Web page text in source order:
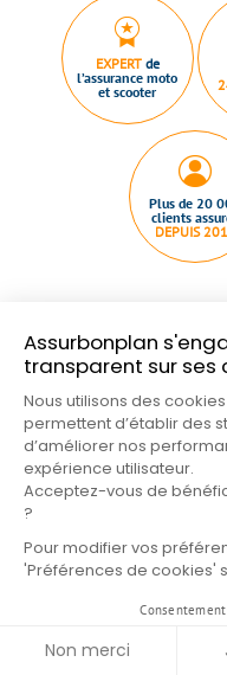
Assurbonplan
transparent sur ses
Nous utilisons des
permettent d’établir des
d’améliorer nos
expérience utilisateur.
Acceptez-vous de
?
Pour modifier vos
'Préférences de cookies'
Non merci
EXPERTde
l’assurance moto
et scooter
Plus de 20
clients
DEPUIS
Qui sommes nous ?
Mentions légales
Nos partenaires